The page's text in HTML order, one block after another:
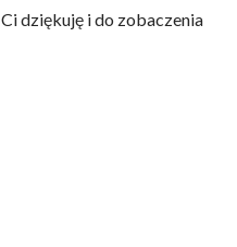
dziękuję i do zobaczenia